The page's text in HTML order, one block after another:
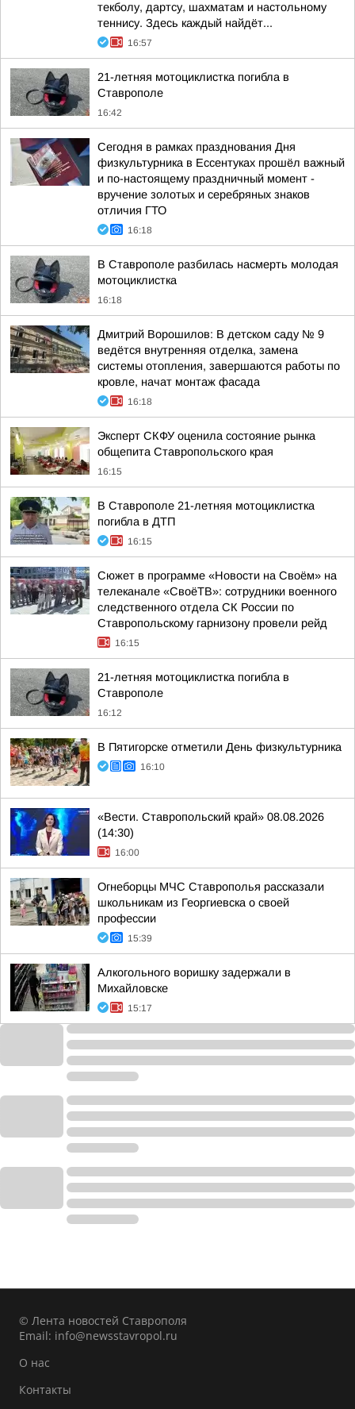
текболу, дартсу, шахматам и настольному
теннису. Здесь каждый найдёт...
16:57
21-летняя мотоциклистка погибла в
Ставрополе
16:42
Сегодня в рамках празднования Дня
физкультурника в Ессентуках прошёл важный
и по-настоящему праздничный момент -
вручение золотых и серебряных знаков
отличия ГТО
16:18
В Ставрополе разбилась насмерть молодая
мотоциклистка
16:18
Дмитрий Ворошилов: В детском саду № 9
ведётся внутренняя отделка, замена
системы отопления, завершаются работы по
кровле, начат монтаж фасада
16:18
Эксперт СКФУ оценила состояние рынка
общепита Ставропольского края
16:15
В Ставрополе 21-летняя мотоциклистка
погибла в ДТП
16:15
Сюжет в программе «Новости на Своём» на
телеканале «СвоёТВ»: сотрудники военного
следственного отдела СК России по
Ставропольскому гарнизону провели рейд
16:15
21-летняя мотоциклистка погибла в
Ставрополе
16:12
В Пятигорске отметили День физкультурника
16:10
«Вести. Ставропольский край» 08.08.2026
(14:30)
16:00
Огнеборцы МЧС Ставрополья рассказали
школьникам из Георгиевска о своей
профессии
15:39
Алкогольного воришку задержали в
Михайловске
15:17
© Лента новостей Ставрополя
Email: info@newsstavropol.ru
О нас
Контакты